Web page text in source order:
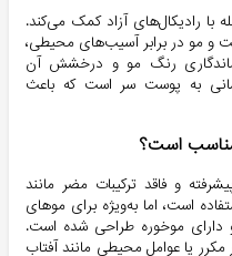
با رادیکال‌های آزاد کمک می‌کند.
و مو در برابر آسیب‌های محیطی،
رنگ مو و درخشش آن
به پوست سر است که باعث
است؟
و فاقد ترکیبات مضر مانند
است، اما به‌ویژه برای موهای
دارای موخوره طراحی شده است.
مکرر یا عوامل محیطی مانند آفتاب